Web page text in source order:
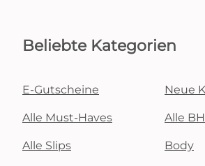
Beliebte Kategorien
E-Gutscheine Neue
Alle Must-Haves Alle
Alle Slips Body